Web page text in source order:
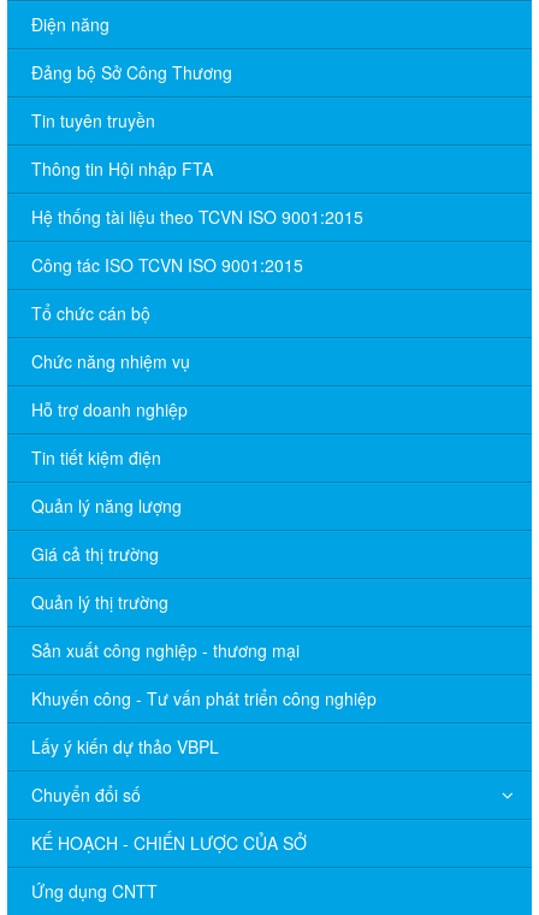
Điện năng
Đảng bộ Sở Công Thương
Tin tuyên truyền
Thông tin Hội nhập FTA
Hệ thống tài liệu theo TCVN ISO 9001:2015
Công tác ISO TCVN ISO 9001:2015
Tổ chức cán bộ
Chức năng nhiệm vụ
Hỗ trợ doanh nghiệp
Tin tiết kiệm điện
Quản lý năng lượng
Giá cả thị trường
Quản lý thị trường
Sản xuất công nghiệp - thương mại
Khuyến công - Tư vấn phát triển công nghiệp
Lấy ý kiến dự thảo VBPL
Chuyển đổi số
KẾ HOẠCH - CHIẾN LƯỢC CỦA SỞ
Ứng dụng CNTT